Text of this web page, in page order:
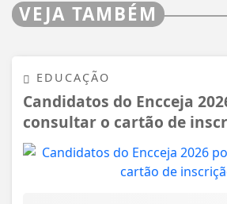
VEJA TAMBÉM
EDUCAÇÃO
Candidatos do Encceja
consultar o cartão de